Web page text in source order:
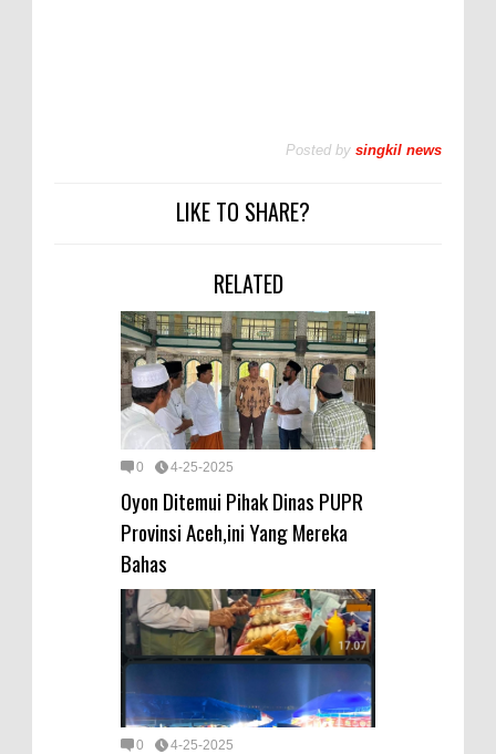
Posted by singkil news
LIKE TO SHARE?
RELATED
0 4-25-2025
Oyon Ditemui Pihak Dinas PUPR
Provinsi Aceh,ini Yang Mereka
Bahas
0 4-25-2025